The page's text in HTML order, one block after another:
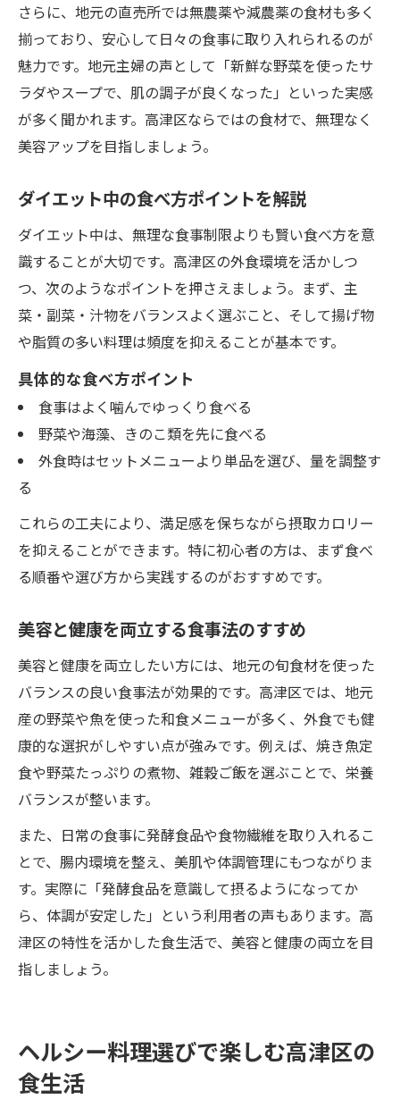
さらに、地元の直売所では無農薬や減農薬の食材も多く
揃っており、安心して日々の食事に取り入れられるのが
魅力です。地元主婦の声として「新鮮な野菜を使ったサ
ラダやスープで、肌の調子が良くなった」といった実感
が多く聞かれます。高津区ならではの食材で、無理なく
美容アップを目指しましょう。
ダイエット中の食べ方ポイントを解説
ダイエット中は、無理な食事制限よりも賢い食べ方を意
識することが大切です。高津区の外食環境を活かしつ
つ、次のようなポイントを押さえましょう。まず、主
菜・副菜・汁物をバランスよく選ぶこと、そして揚げ物
や脂質の多い料理は頻度を抑えることが基本です。
具体的な食べ方ポイント
食事はよく噛んでゆっくり食べる
野菜や海藻、きのこ類を先に食べる
外食時はセットメニューより単品を選び、量を調整す
る
これらの工夫により、満足感を保ちながら摂取カロリー
を抑えることができます。特に初心者の方は、まず食べ
る順番や選び方から実践するのがおすすめです。
美容と健康を両立する食事法のすすめ
美容と健康を両立したい方には、地元の旬食材を使った
バランスの良い食事法が効果的です。高津区では、地元
産の野菜や魚を使った和食メニューが多く、外食でも健
康的な選択がしやすい点が強みです。例えば、焼き魚定
食や野菜たっぷりの煮物、雑穀ご飯を選ぶことで、栄養
バランスが整います。
また、日常の食事に発酵食品や食物繊維を取り入れるこ
とで、腸内環境を整え、美肌や体調管理にもつながりま
す。実際に「発酵食品を意識して摂るようになってか
ら、体調が安定した」という利用者の声もあります。高
津区の特性を活かした食生活で、美容と健康の両立を目
指しましょう。
ヘルシー料理選びで楽しむ高津区の
食生活